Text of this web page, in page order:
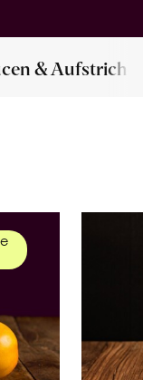
& Aufstriche